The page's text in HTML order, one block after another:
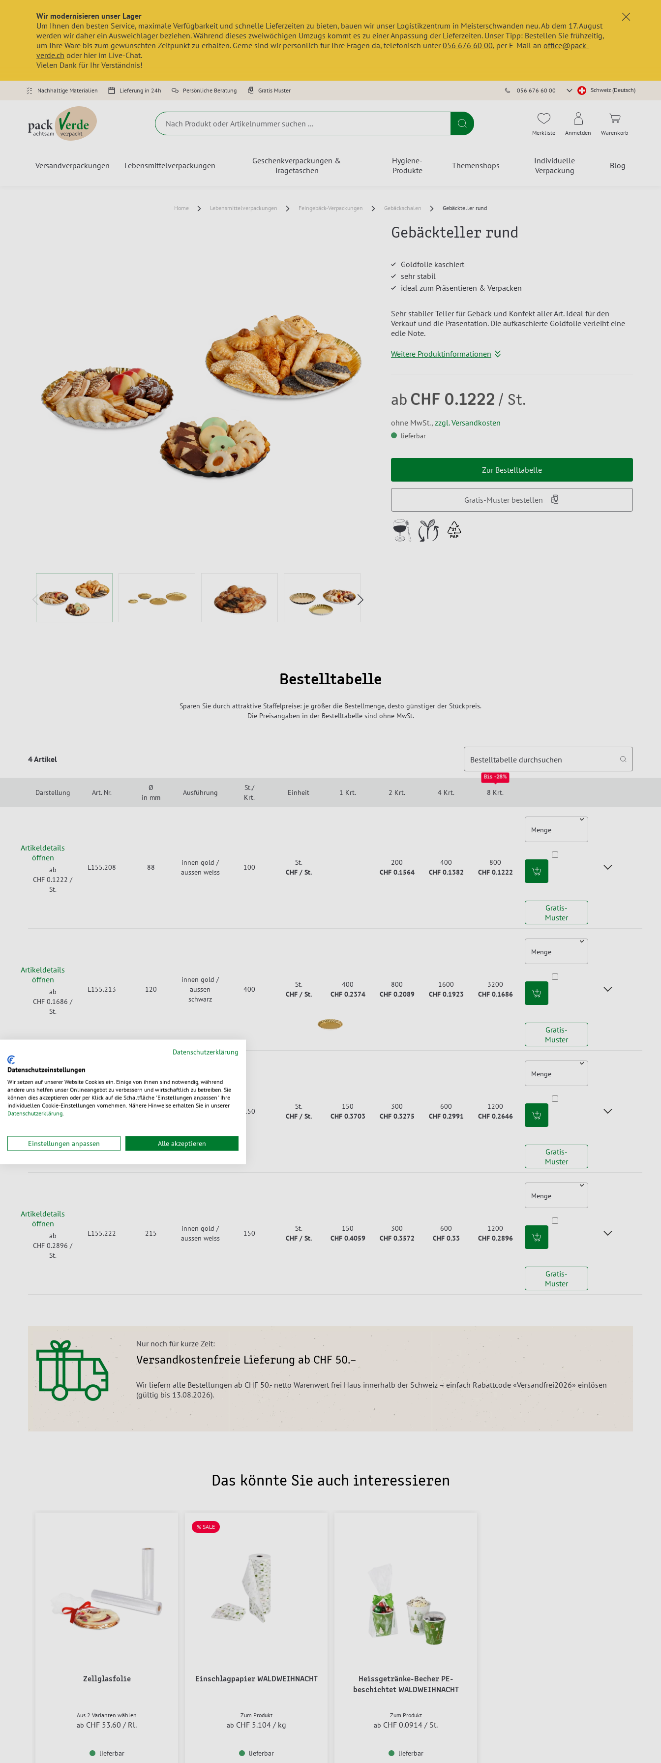
x
Wir modernisieren unser Lager
Um Ihnen den besten Service, maximale Verfügbarkeit und schnelle Lieferzeiten zu bieten, bauen wir unser Logistikzentrum in Meisterschwanden neu. Ab dem 17. August
werden wir daher ein Ausweichlager beziehen. Während dieses zweiwöchigen Umzugs kommt es zu einer Anpassung der Lieferzeiten. Unser Tipp: Bestellen Sie frühzeitig,
um Ihre Ware bis zum gewünschten Zeitpunkt zu erhalten. Gerne sind wir persönlich für Ihre Fragen da, telefonisch unter056 676 60 00, per E-Mail an office@pack-
verde.ch oder hier im Live-Chat.
Vielen Dank für Ihr Verständnis!
Nachhaltige Materialien Lieferung in 24h Persönliche Beratung Gratis Muster 056 676 60 00
Store
Schweiz (Deutsch)
Suche Merkliste Anmelden Warenkorb
Versandverpackungen Lebensmittelverpackungen
Geschenkverpackungen &
Tragetaschen
Hygiene-
Produkte
Themenshops
Individuelle
Verpackung
Blog
Home Lebensmittelverpackungen Feingebäck-Verpackungen Gebäckschalen Gebäckteller rund
Gebäckteller rund
Goldfolie kaschiert
sehr stabil
ideal zum Präsentieren & Verpacken
Sehr stabiler Teller für Gebäck und Konfekt aller Art. Ideal für den
Verkauf und die Präsentation. Die aufkaschierte Goldfolie verleiht eine
edle Note.
Weitere Produktinformationen
ab CHF 0.1222 / St.
ohne MwSt., zzgl. Versandkosten
lieferbar
Zur Bestelltabelle
Gratis-Muster bestellen
Bestelltabelle
Sparen Sie durch attraktive Staffelpreise: je größer die Bestellmenge, desto günstiger der Stückpreis.
Die Preisangaben in der Bestelltabelle sind ohne MwSt.
4 Artikel Bestelltabelle durchsuchen
Darstellung Art. Nr.
Ø
in mm
Ausführung
St./
Krt.
Einheit 1 Krt. 2 Krt. 4 Krt.
Bis -28%
8 Krt.
Artikeldetails
öffnen
ab
CHF 0.1222 /
St.
L155.208 88
innen gold /
aussen weiss
100
St.
CHF / St.
200
CHF 0.1564
400
CHF 0.1382
800
CHF 0.1222
Menge
Gratis-
Muster
Artikeldetails
öffnen
ab
CHF 0.1686 /
St.
L155.213 120
innen gold /
aussen
schwarz
400
St.
CHF / St.
400
CHF 0.2374
800
CHF 0.2089
1600
CHF 0.1923
3200
CHF 0.1686
Menge
Gratis-
Muster
Artikeldetails
öffnen
ab
L155.218
innen gold /
150
St.
CHF / St.
150
CHF 0.3703
300
CHF 0.3275
600
CHF 0.2991
1200
CHF 0.2646
Menge
Gratis-
Muster
Artikeldetails
öffnen
ab
CHF 0.2896 /
St.
L155.222 215
innen gold /
aussen weiss
150
St.
CHF / St.
150
CHF 0.4059
300
CHF 0.3572
600
CHF 0.33
1200
CHF 0.2896
Menge
Gratis-
Muster
Nur noch für kurze Zeit:
Versandkostenfreie Lieferung ab CHF 50.–
Wir liefern alle Bestellungen ab CHF 50.- netto Warenwert frei Haus innerhalb der Schweiz – einfach Rabattcode «Versandfrei2026» einlösen
(gültig bis 13.08.2026).
Das könnte Sie auch interessieren
Zellglasfolie
Aus 2 Varianten wählen
ab CHF 53.60 / Rl.
lieferbar
% SALE
Einschlagpapier WALDWEIHNACHT
Zum Produkt
ab CHF 5.104 / kg
lieferbar
Heissgetränke-Becher PE-
beschichtet WALDWEIHNACHT
Zum Produkt
ab CHF 0.0914 / St.
lieferbar
Datenschutzerklärung
Datenschutzeinstellungen
Wir setzen auf unserer Website Cookies ein. Einige von ihnen sind notwendig, während
andere uns helfen unser Onlineangebot zu verbessern und wirtschaftlich zu betreiben. Sie
können dies akzeptieren oder per Klick auf die Schaltfläche "Einstellungen anpassen" Ihre
individuellen Cookie-Einstellungen vornehmen. Nähere Hinweise erhalten Sie in unserer
Datenschutzerklärung.
Einstellungen anpassen Alle akzeptieren